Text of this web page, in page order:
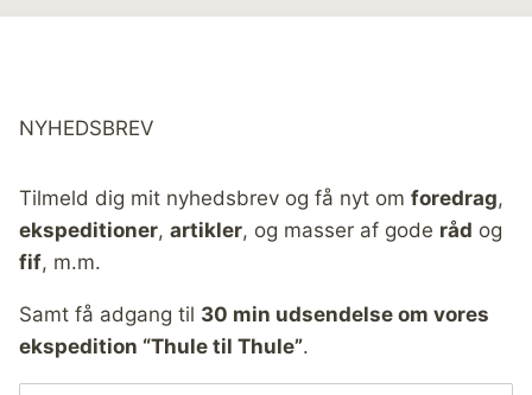
NYHEDSBREV
Tilmeld dig mit nyhedsbrev og få nyt om foredrag,
ekspeditioner, artikler, og masser af gode råd og
fif, m.m.
Samt få adgang til 30 min udsendelse om vores
ekspedition “Thule til Thule”.